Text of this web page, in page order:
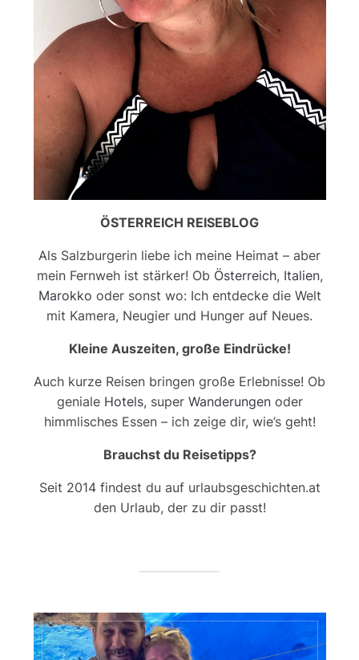
ÖSTERREICH REISEBLOG
Als Salzburgerin liebe ich meine Heimat – aber
mein Fernweh ist stärker! Ob Österreich, Italien,
Marokko oder sonst wo: Ich entdecke die Welt
mit Kamera, Neugier und Hunger auf Neues.
Kleine Auszeiten, große Eindrücke!
Auch kurze Reisen bringen große Erlebnisse! Ob
geniale Hotels, super Wanderungenoder
himmlisches Essen – ich zeige dir, wie’s geht!
Brauchst du Reisetipps?
Seit 2014 findest du auf urlaubsgeschichten.at
den Urlaub, der zu dir passt!